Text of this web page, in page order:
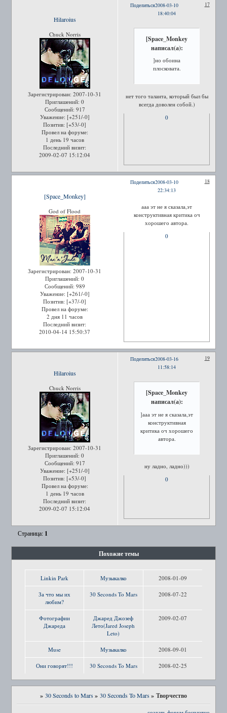
Поделиться 17
2008-03-10
18:40:04
Hilaroius
Chuck Norris
Зарегистрирован: 2007-10-31
Приглашений: 0
Сообщений: 917
Уважение: [+251/-0]
Позитив: [+53/-0]
Провел на форуме:
1 день 19 часов
Последний визит:
2009-02-07 15:12:04
[Space_Monkey
написал(а):
]но обоина
плосковата.
нет того таланта, который был бы
всегда доволен собой.)
0
Поделиться 18
2008-03-10
22:34:13
[Space_Monkey]
God of Flood
Зарегистрирован: 2007-10-31
Приглашений: 0
Сообщений: 989
Уважение: [+261/-0]
Позитив: [+37/-0]
Провел на форуме:
2 дня 11 часов
Последний визит:
2010-04-14 15:50:37
ааа эт не я сказала,эт
конструктивная критика оч
хорошего автора.
0
Поделиться 19
2008-03-16
11:58:14
Hilaroius
Chuck Norris
Зарегистрирован: 2007-10-31
Приглашений: 0
Сообщений: 917
Уважение: [+251/-0]
Позитив: [+53/-0]
Провел на форуме:
1 день 19 часов
Последний визит:
2009-02-07 15:12:04
[Space_Monkey
написал(а):
]ааа эт не я сказала,эт
конструктивная
критика оч хорошего
автора.
ну ладно, ладно)))
0
Страница: 1
Похожие темы
Linkin Park Музыкалко 2008-01-09
За что мы их
любим?
30 Seconds To Mars 2008-07-22
Фотографии
Джареда
Джаред Джозеф
Лето(Jared Joseph
Leto)
2009-02-07
Muse Музыкалко 2008-09-01
Они говорят!!! 30 Seconds To Mars 2008-02-25
» 30 Seconds to Mars» 30 Seconds To Mars» Творчество